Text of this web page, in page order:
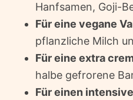
Hanfsamen, Goji-
Für eine vegane
pflanzliche Milch
Für eine extra
halbe gefrorene
Für einen